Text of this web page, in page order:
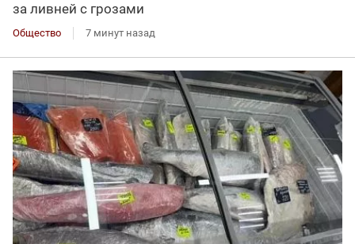
за ливней с грозами
Общество 7 минут назад